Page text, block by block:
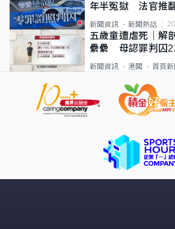
年半冤獄 法官推
新聞資訊 新聞熱話
五歲童遭虐死｜解
纍纍 母認罪判囚
類案最惡劣
新聞資訊 港聞 首頁新